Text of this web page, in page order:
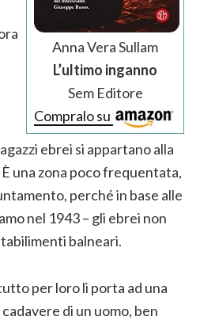
Anna Vera Sullam
L’ultimo inganno
Sem Editore
Compralo su
ebrei si appartano alla
una zona poco frequentata,
perché in base alle
nel 1943 – gli ebrei non
balneari.
per loro li porta ad una
di un uomo, ben